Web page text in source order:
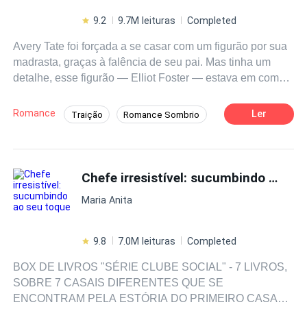
9.2 9.7M leituras Completed
Avery Tate foi forçada a se casar com um figurão por sua
madrasta, graças à falência de seu pai. Mas tinha um
detalhe, esse figurão — Elliot Foster — estava em coma.
até que ela fosse considerada viúva e expulsa da
família.Mas tudo mudou quando Elliot inesperadamente
matar seus bebês se eles tivessem algum. "Eu vou matar
eles com minhas próprias mãos!" ele gritou.Quatro anos
se passaram quando Avery mais uma vez voltou para sua
menina.Ao apontar para o rosto de Elliot na tela da TV,
jurou que ia matar vocês dois”. Naquela noite, o
computador de Elliot foi hackeado e ele foi desafiado -
por um dos gêmeos - a cumprir sua promessa. “Vem me
Romance Traição Romance Sombrio Ler
Chefe irresistível: sucumbindo ao seu toque
Maria Anita
9.8 7.0M leituras Completed
BOX DE LIVROS "SÉRIE CLUBE SOCIAL" - 7 LIVROS,
SOBRE 7 CASAIS DIFERENTES QUE SE
ENCONTRAM PELA ESTÓRIA DO PRIMEIRO CASAL